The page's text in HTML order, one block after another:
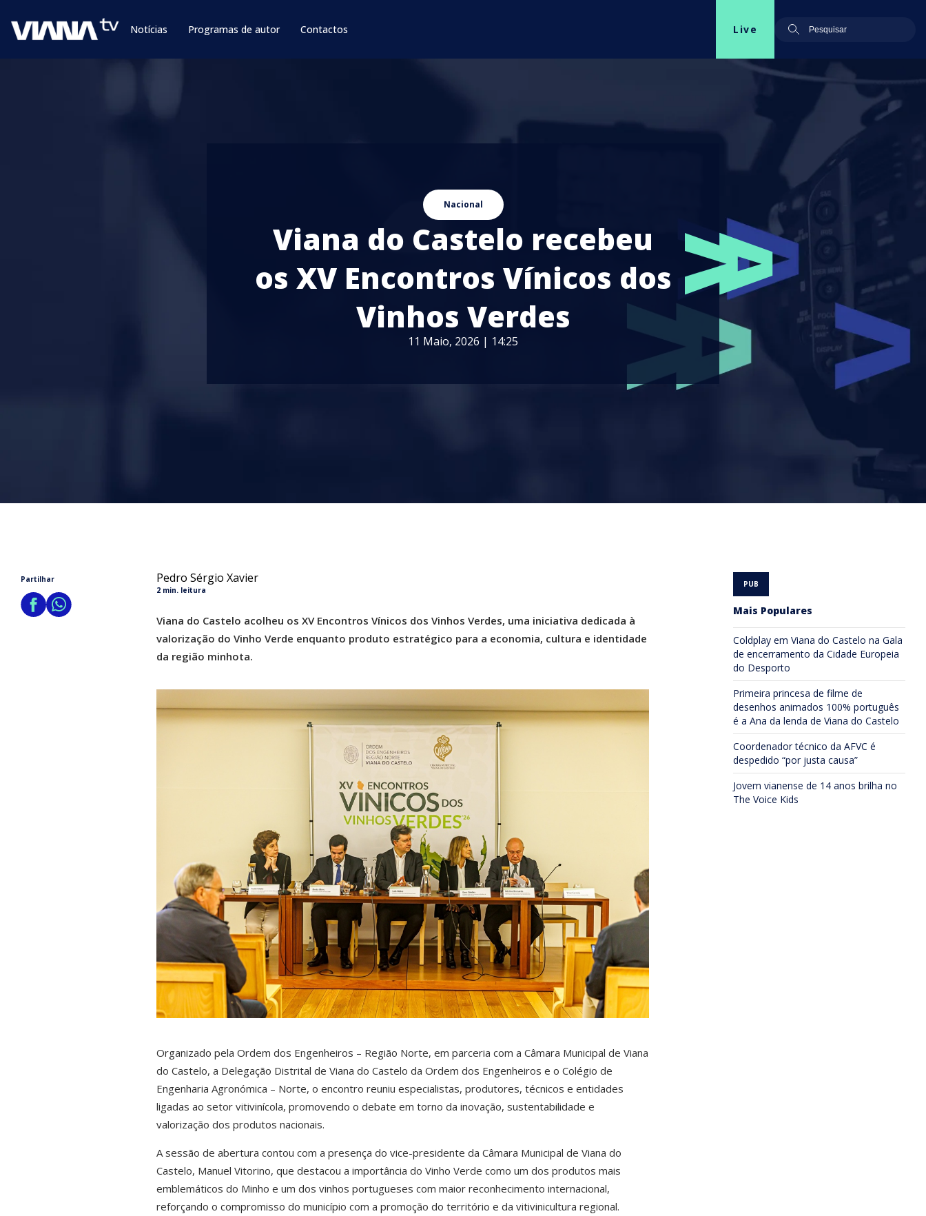
Notícias Programas de autor Contactos Live
Nacional
Viana do Castelo recebeu
os XV Encontros Vínicos dos
Vinhos Verdes
11 Maio, 2026 | 14:25
Partilhar Pedro Sérgio Xavier
2 min. leitura
Viana do Castelo acolheu os XV Encontros Vínicos dos Vinhos Verdes, uma iniciativa dedicada à
valorização do Vinho Verde enquanto produto estratégico para a economia, cultura e identidade
da região minhota.
Organizado pela Ordem dos Engenheiros – Região Norte, em parceria com a Câmara Municipal de Viana
do Castelo, a Delegação Distrital de Viana do Castelo da Ordem dos Engenheiros e o Colégio de
Engenharia Agronómica – Norte, o encontro reuniu especialistas, produtores, técnicos e entidades
ligadas ao setor vitivinícola, promovendo o debate em torno da inovação, sustentabilidade e
valorização dos produtos nacionais.
A sessão de abertura contou com a presença do vice-presidente da Câmara Municipal de Viana do
Castelo, Manuel Vitorino, que destacou a importância do Vinho Verde como um dos produtos mais
emblemáticos do Minho e um dos vinhos portugueses com maior reconhecimento internacional,
reforçando o compromisso do município com a promoção do território e da vitivinicultura regional.
Mais Populares
Coldplay em Viana do Castelo na Gala
de encerramento da Cidade Europeia
do Desporto
Primeira princesa de filme de
desenhos animados 100% português
é a Ana da lenda de Viana do Castelo
Coordenador técnico da AFVC é
despedido “por justa causa”
Jovem vianense de 14 anos brilha no
The Voice Kids